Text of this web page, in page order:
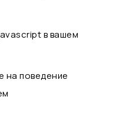
в вашем
на поведение